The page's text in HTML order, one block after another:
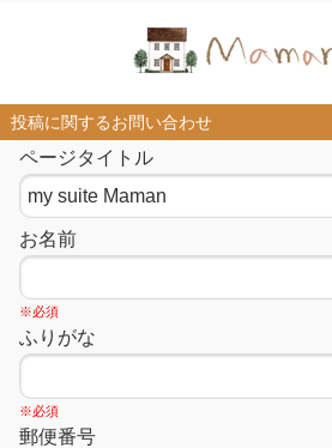
投稿に関するお問い合わせ
ページタイトル
お名前
※必須
ふりがな
※必須
郵便番号